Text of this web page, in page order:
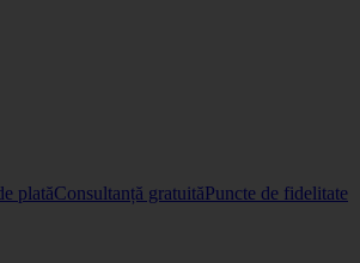
platăConsultanță gratuităPuncte de fidelitate